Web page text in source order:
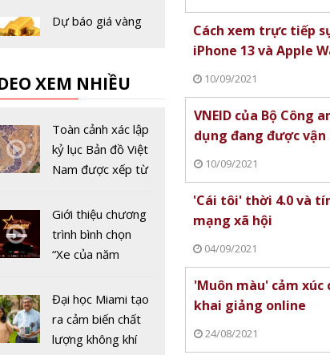
Cơ hội cho nhà
Dự báo giá vàng
‘bùng nổ’
SJC trong nước
ngày 15/5: Vàng
vẫn là ‘kênh trú ẩn
XEM NHIỀU
Toàn cảnh xác lập
kỷ lục Bản đồ Việt
Nam được xếp từ
năm 2022
Giới thiệu chương
trình bình chọn
“Xe của năm
Đại học Miami tạo
ra cảm biến chất
lượng không khí
Cách xem trực tiếp
iPhone 13 và Apple
10/09/2021
VNEID của Bộ Công
dụng đang được vận
10/09/2021
'Cái tôi' thời 4.0 và
mạng xã hội
04/09/2021
'Muôn màu' cảm
khai giảng online
24/08/2021